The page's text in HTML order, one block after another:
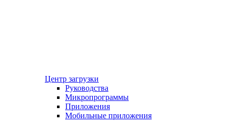
Центр загрузки
Руководства
Микропрограммы
Приложения
Мобильные приложения